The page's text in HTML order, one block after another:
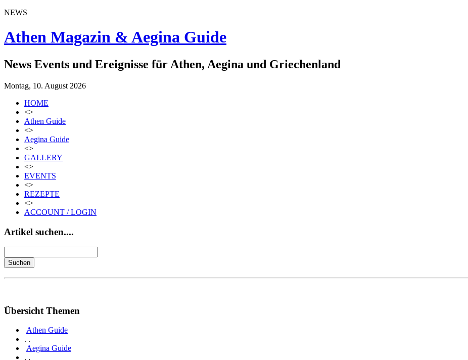
NEWS
Athen Magazin & Aegina Guide
News Events und Ereignisse für Athen, Aegina und Griechenland
Montag, 10. August 2026
HOME
<>
Athen Guide
<>
Aegina Guide
<>
GALLERY
<>
EVENTS
<>
REZEPTE
<>
ACCOUNT / LOGIN
Artikel suchen....
Übersicht Themen
Athen Guide
. .
Aegina Guide
. .